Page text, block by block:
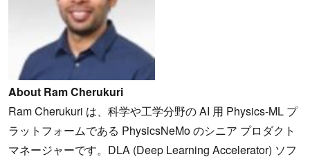
About Ram Cherukuri
Ram Cherukuri は、科学や工学分野の AI 用 Physics-ML プ
ラットフォームである PhysicsNeMo のシニア プロダクト
マネージャーです。DLA (Deep Learning Accelerator) ソフ